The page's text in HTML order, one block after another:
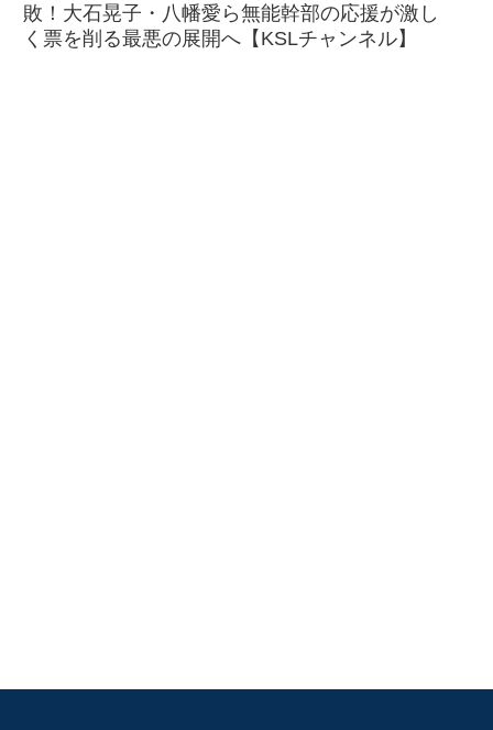
敗！大石晃子・八幡愛ら無能幹部の応援が激し
く票を削る最悪の展開へ【KSLチャンネル】